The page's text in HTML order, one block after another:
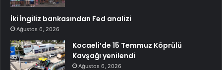
İki İngiliz bankasından Fed analizi
Ağustos 6, 2026
Kocaeli’de 15 Temmuz Köprülü
Kavşağı yenilendi
Ağustos 6, 2026